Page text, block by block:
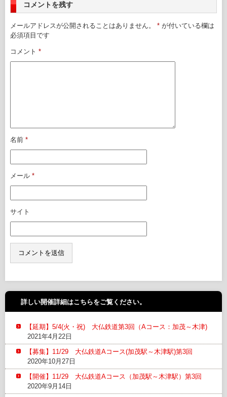
コメントを残す
メールアドレスが公開されることはありません。 * が付いている欄は
必須項目です
コメント *
名前 *
メール *
サイト
詳しい開催詳細はこちらをご覧ください。
【延期】5/4(火・祝) 大仏鉄道第3回（Aコース：加茂～木津)
2021年4月22日
【募集】11/29 大仏鉄道Aコース(加茂駅～木津駅)第3回
2020年10月27日
【開催】11/29 大仏鉄道Aコース（加茂駅～木津駅）第3回
2020年9月14日